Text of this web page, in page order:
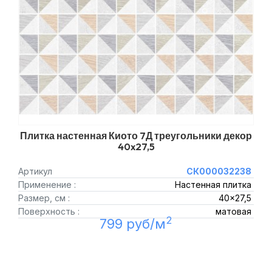
Плитка настенная Киото 7Д треугольники декор
40x27,5
Артикул
СК000032238
Применение :
Настенная плитка
Размер, см :
40x27,5
Поверхность :
матовая
799 руб/м2